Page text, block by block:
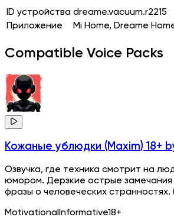
ID устройства dreame.vacuum.r2215
Приложение
Mi Home, Dreame
Compatible Voice Packs
Кожаные ублюдки (Maxim) 18+
Озвучка, где техника смотрит на
юмором. Дерзкие острые
фразы о человеческих странностях.
Motivational Informative18+